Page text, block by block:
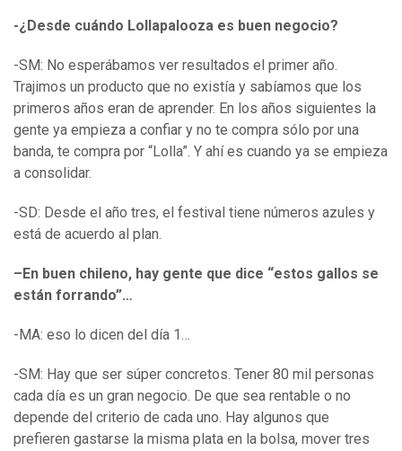
-¿Desde cuándo Lollapalooza es buen negocio?
-SM: No esperábamos ver resultados el primer año.
Trajimos un producto que no existía y sabíamos que los
primeros años eran de aprender. En los años siguientes la
gente ya empieza a confiar y no te compra sólo por una
banda, te compra por “Lolla”. Y ahí es cuando ya se empieza
a consolidar.
-SD: Desde el año tres, el festival tiene números azules y
está de acuerdo al plan.
–En buen chileno, hay gente que dice “estos gallos se
están forrando”…
-MA: eso lo dicen del día 1…
-SM: Hay que ser súper concretos. Tener 80 mil personas
cada día es un gran negocio. De que sea rentable o no
depende del criterio de cada uno. Hay algunos que
prefieren gastarse la misma plata en la bolsa, mover tres